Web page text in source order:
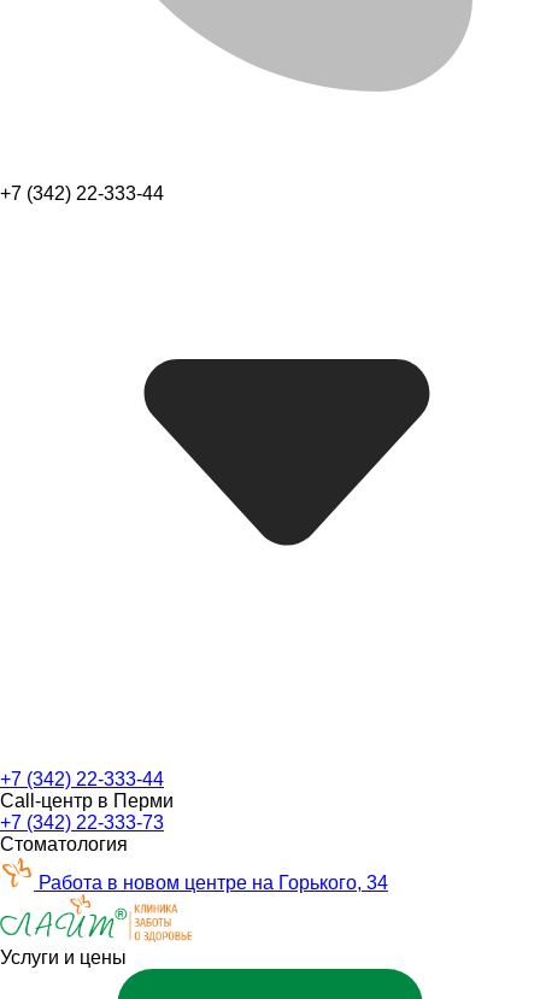
+7 (342) 22-333-44
+7 (342) 22-333-44
Call-центр в Перми
+7 (342) 22-333-73
Стоматология
Работа в новом центре на Горького, 34
Услуги и цены